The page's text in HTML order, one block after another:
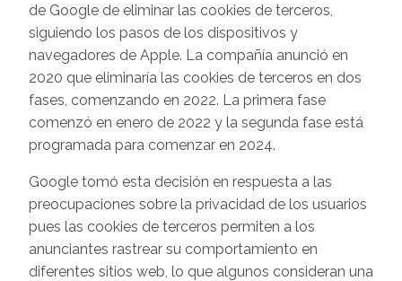
de Google de eliminar las cookies de terceros,
siguiendo los pasos de los dispositivos y
navegadores de Apple. La compañía anunció en
2020 que eliminaría las cookies de terceros en dos
fases, comenzando en 2022. La primera fase
comenzó en enero de 2022 y la segunda fase está
programada para comenzar en 2024.
Google tomó esta decisión en respuesta a las
preocupaciones sobre la privacidad de los usuarios
pues las cookies de terceros permiten a los
anunciantes rastrear su comportamiento en
diferentes sitios web, lo que algunos consideran una